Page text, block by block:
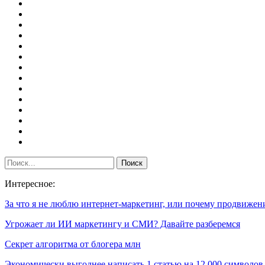
Интересное:
За что я не люблю интернет-маркетинг, или почему
Угрожает ли ИИ маркетингу и СМИ? Давайте разберемся
Секрет алгоритма от блогера млн